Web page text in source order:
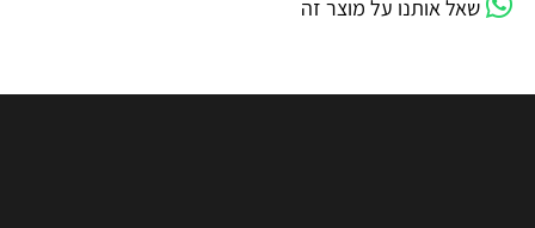
שאל אותנו על מוצר זה